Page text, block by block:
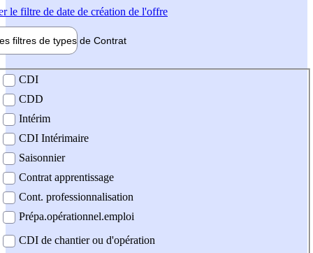
le filtre de date de création de l'offre
filtres de types de Contrat
contrat
CDI
CDD
Intérim
CDI Intérimaire
Saisonnier
Contrat apprentissage
Cont. professionnalisation
Prépa.opérationnel.emploi
CDI de chantier ou d'opération